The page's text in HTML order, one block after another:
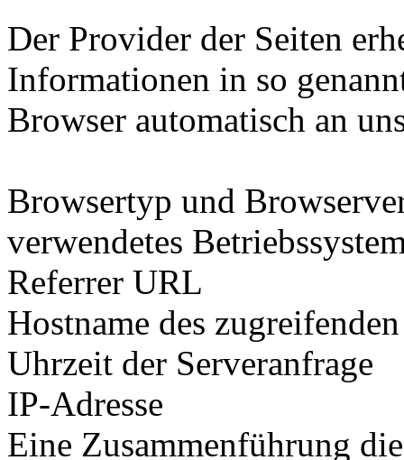
Der Provider der Seiten
Informationen in so
Browser automatisch an
Browsertyp und
verwendetes
Referrer URL
Hostname des
Uhrzeit der Serveranfrage
IP-Adresse
Eine Zusammenführung